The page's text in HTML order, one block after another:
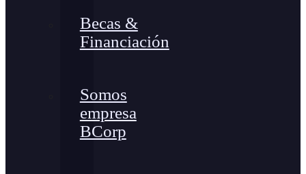
Becas &
Financiación
Somos
empresa
BCorp